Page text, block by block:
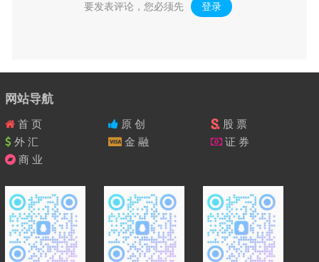
要发表评论，您必须先 登录 。
网站导航
首 页 原 创
股 票
外 汇
金 融
证 券
商 业